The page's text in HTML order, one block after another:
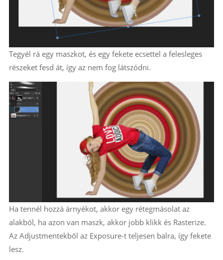
Tegyél rá egy maszkot, és egy fekete ecsettel a felesleges
részeket fesd át, így az nem fog látszódni.
Ha tennél hozzá árnyékot, akkor egy rétegmásolat az
alakból, ha azon van maszk, akkor jobb klikk és Rasterize.
Az Adjustmentekből az Exposure-t teljesen balra, így fekete
lesz.